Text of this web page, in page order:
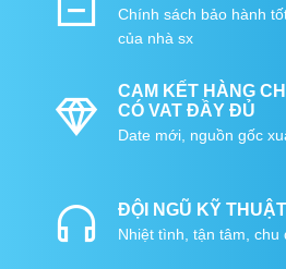
Chính sách bảo hành
của nhà sx
CAM KẾT HÀNG
CÓ VAT ĐẦY ĐỦ
Date mới, nguồn gốc
ĐỘI NGŨ KỸ
Nhiệt tình, tận tâm, chu